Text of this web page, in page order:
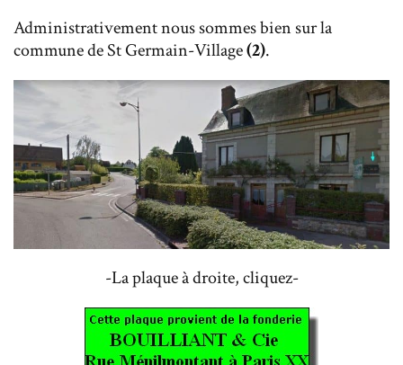
Administrativement nous sommes bien sur la
commune de St Germain-Village(2).
-La plaque à droite, cliquez-